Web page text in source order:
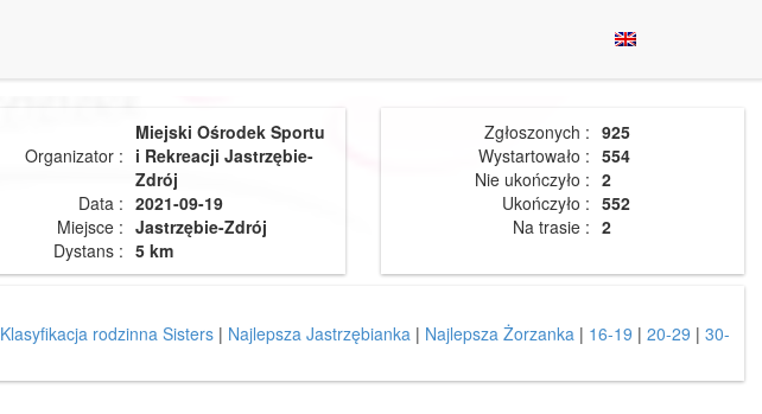
Organizator :
Miejski Ośrodek Sportu
i Rekreacji Jastrzębie-
Zdrój
Data : 2021-09-19
Miejsce : Jastrzębie-Zdrój
Dystans : 5 km
Zgłoszonych : 925
Wystartowało : 554
Nie ukończyło : 2
Ukończyło : 552
Na trasie : 2
Klasyfikacja rodzinna Sisters | Najlepsza Jastrzębianka | Najlepsza Żorzanka | 16-19 | 20-29 | 30-